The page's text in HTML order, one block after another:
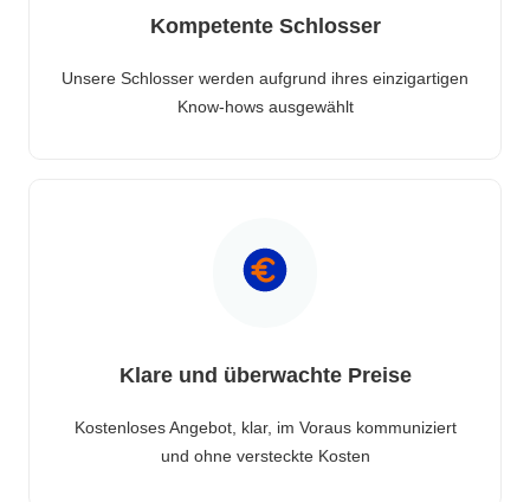
Kompetente Schlosser
Unsere Schlosser werden aufgrund ihres einzigartigen
Know-hows ausgewählt
Klare und überwachte Preise
Kostenloses Angebot, klar, im Voraus kommuniziert
und ohne versteckte Kosten